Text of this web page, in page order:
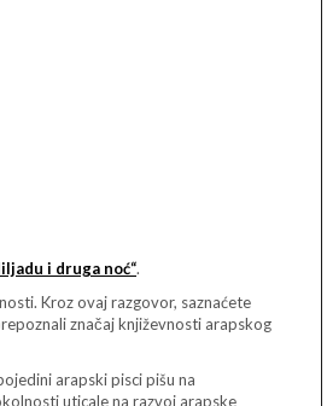
i druga noć“.
Kroz ovaj razgovor, saznaćete
značaj književnosti arapskog
arapski pisci pišu na
uticale na razvoj arapske